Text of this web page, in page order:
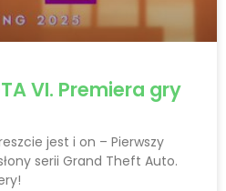
VI. Premiera gry
jest i on – Pierwszy
serii Grand Theft Auto.